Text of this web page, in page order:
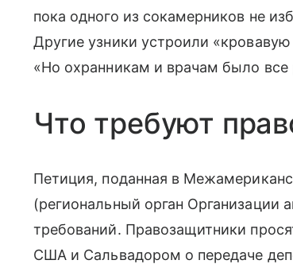
пока одного из сокамерников не
Другие узники устроили «кровавую
«Но охранникам и врачам было все
Что требуют
Петиция, поданная в
(региональный орган Организации
требований. Правозащитники
США и Сальвадором о передаче